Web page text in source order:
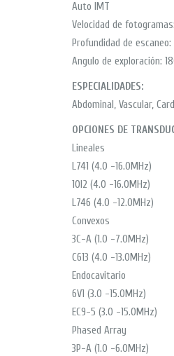
Auto IMT
Velocidad de
Profundidad de
Angulo de exploración:
ESPECIALIDADES:
Abdominal, Vascular,
OPCIONES DE
Lineales
L741 (4.0 -16.0MHz)
10I2 (4.0 -16.0MHz)
L746 (4.0 -12.0MHz)
Convexos
3C-A (1.0 -7.0MHz)
C613 (4.0 -13.0MHz)
Endocavitario
6V1 (3.0 -15.0MHz)
EC9-5 (3.0 -15.0MHz)
Phased Array
3P-A (1.0 -6.0MHz)